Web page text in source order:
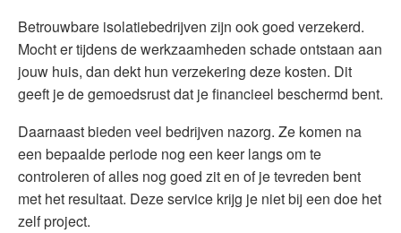
Betrouwbare isolatiebedrijven zijn ook goed verzekerd.
Mocht er tijdens de werkzaamheden schade ontstaan aan
jouw huis, dan dekt hun verzekering deze kosten. Dit
geeft je de gemoedsrust dat je financieel beschermd bent.
Daarnaast bieden veel bedrijven nazorg. Ze komen na
een bepaalde periode nog een keer langs om te
controleren of alles nog goed zit en of je tevreden bent
met het resultaat. Deze service krijg je niet bij een doe het
zelf project.